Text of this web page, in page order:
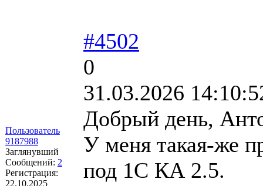
Пользователь
9187988
Заглянувший
Сообщений: 2
Регистрация:
22.10.2025
#4502
0
31.03.2026
Добрый день,
У меня такая-же
под 1С КА 2.5.